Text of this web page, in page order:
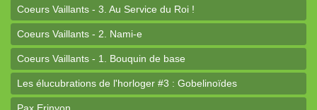
Coeurs Vaillants - 3. Au Service du Roi !
Coeurs Vaillants - 2. Nami-e
Coeurs Vaillants - 1. Bouquin de base
Les élucubrations de l'horloger #3 : Gobelinoïdes